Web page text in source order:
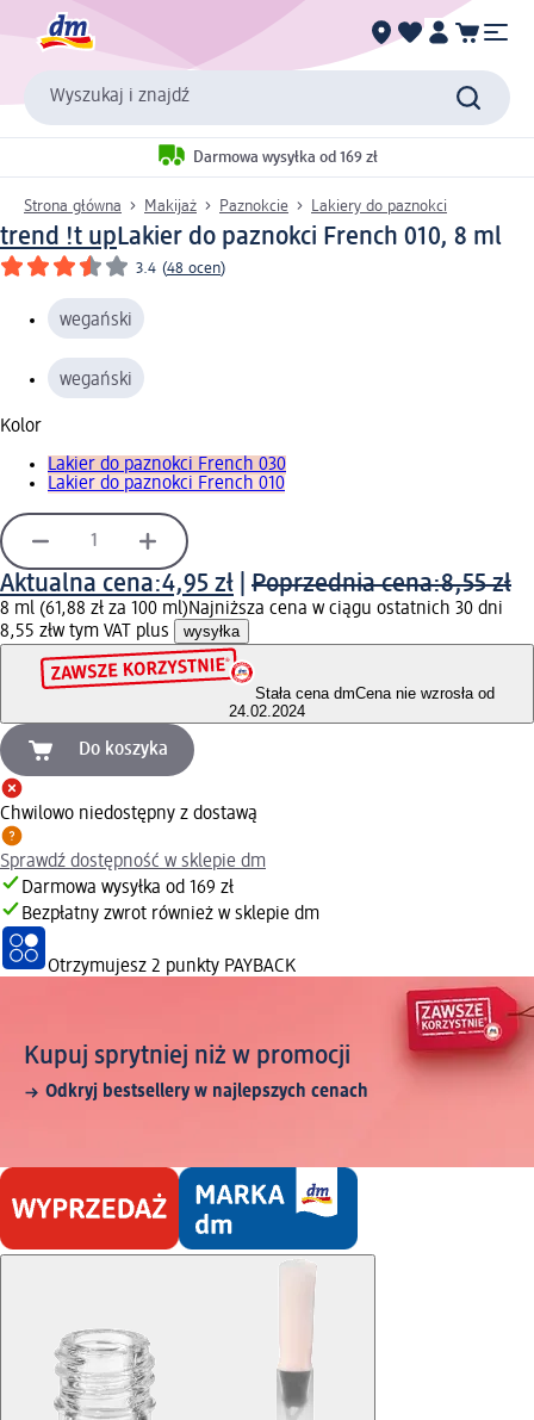
Wyszukaj i znajdź
Darmowa wysyłka od 169 zł
Strona główna Makijaż Paznokcie Lakiery do paznokci
trend !t upLakier do paznokci French 010, 8 ml
3.4 (48 ocen)
wegański
wegański
Kolor
Lakier do paznokci French 030
Lakier do paznokci French 010
Aktualna cena:4,95 zł Poprzednia cena:8,55 zł
8 ml (61,88 zł za 100 ml)Najniższa cena w ciągu ostatnich 30 dni
8,55 złw tym VAT plus wysyłka
Stała cena dmCena nie wzrosła od
24.02.2024
Do koszyka
Chwilowo niedostępny z dostawą
Sprawdź dostępność w sklepie dm
Darmowa wysyłka od 169 zł
Bezpłatny zwrot również w sklepie dm
Otrzymujesz 2 punkty PAYBACK
Kupuj sprytniej niż w promocji
Odkryj bestsellery w najlepszych cenach